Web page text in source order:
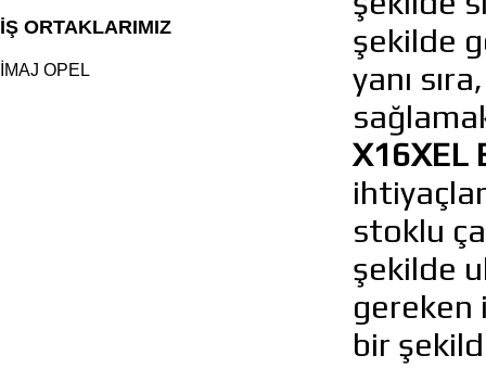
İŞ ORTAKLARIMIZ
İMAJ OPEL
şekilde
yanı
X16XEL
stoklu
şekilde
gereken
bir